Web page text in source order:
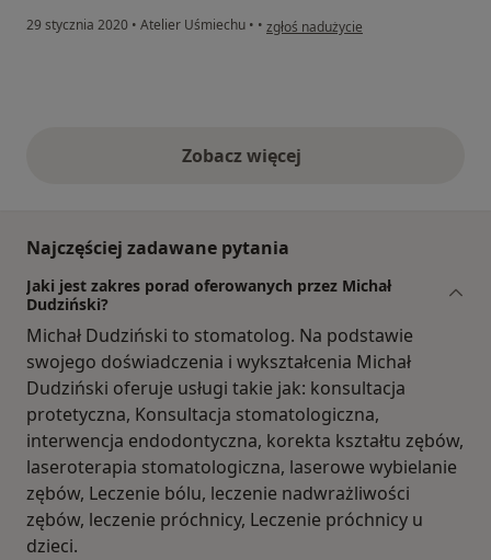
29 stycznia 2020 • Atelier Uśmiechu • • w opinii użytkownika Agata Ojdowska
zgłoś nadużycie
Zobacz więcejopinie powyżej
Najczęściej zadawane pytania
Jaki jest zakres porad oferowanych przez Michał
Dudziński?
Michał Dudziński to stomatolog. Na podstawie
swojego doświadczenia i wykształcenia Michał
Dudziński oferuje usługi takie jak: konsultacja
protetyczna, Konsultacja stomatologiczna,
interwencja endodontyczna, korekta kształtu zębów,
laseroterapia stomatologiczna, laserowe wybielanie
zębów, Leczenie bólu, leczenie nadwrażliwości
zębów, leczenie próchnicy, Leczenie próchnicy u
dzieci.